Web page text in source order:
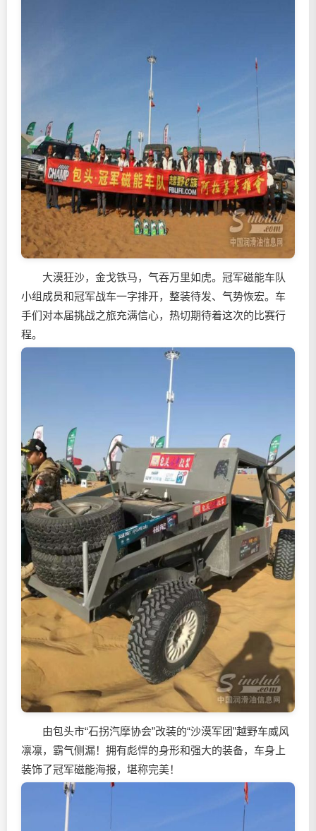
大漠狂沙，金戈铁马，气吞万里如虎。冠军磁能车队
小组成员和冠军战车一字排开，整装待发、气势恢宏。车
手们对本届挑战之旅充满信心，热切期待着这次的比赛行
程。
由包头市“石拐汽摩协会”改装的“沙漠军团”越野车威风
凛凛，霸气侧漏！拥有彪悍的身形和强大的装备，车身上
装饰了冠军磁能海报，堪称完美！